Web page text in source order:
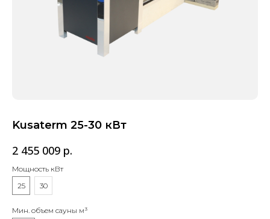
Kusaterm 25-30 кВт
2 455 009 р.
Мощность кВт
25
30
Мин. объем сауны м³